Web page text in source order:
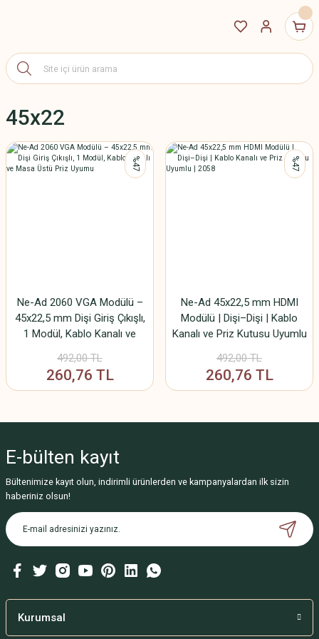
45x22
%47
Ne-Ad 2060 VGA Modülü –
45x22,5 mm Dişi Giriş Çıkışlı,
1 Modül, Kablo Kanalı ve
492,00 TL
260,76 TL
%47
Ne-Ad 45x22,5 mm HDMI
Modülü | Dişi–Dişi | Kablo
Kanalı ve Priz Kutusu Uyumlu
492,00 TL
260,76 TL
E-bülten kayıt
Bültenimize kayıt olun, indirimli ürünlerden ve kampanyalardan ilk sizin
haberiniz olsun!
Kurumsal